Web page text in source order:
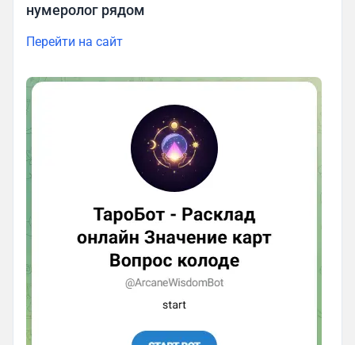
нумеролог рядом
Перейти на сайт